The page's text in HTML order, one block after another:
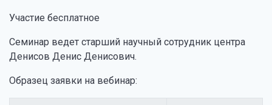
Участие бесплатное
Семинар ведет старший научный сотрудник центра
Денисов Денис Денисович.
Образец заявки на вебинар: